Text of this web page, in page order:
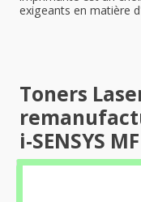
exigeants en matière
Toners
i-SENSYS